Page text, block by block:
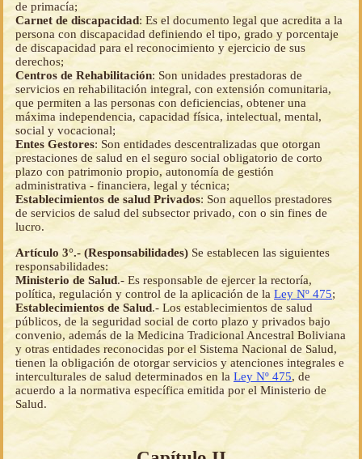
de primacía;
Carnet de discapacidad: Es el documento legal que acredita a la
persona con discapacidad definiendo el tipo, grado y porcentaje
de discapacidad para el reconocimiento y ejercicio de sus
derechos;
Centros de Rehabilitación: Son unidades prestadoras de
servicios en rehabilitación integral, con extensión comunitaria,
que permiten a las personas con deficiencias, obtener una
máxima independencia, capacidad física, intelectual, mental,
social y vocacional;
Entes Gestores: Son entidades descentralizadas que otorgan
prestaciones de salud en el seguro social obligatorio de corto
plazo con patrimonio propio, autonomía de gestión
administrativa - financiera, legal y técnica;
Establecimientos de salud Privados: Son aquellos prestadores
de servicios de salud del subsector privado, con o sin fines de
lucro.
Artículo 3°.- (Responsabilidades) Se establecen las siguientes
responsabilidades:
Ministerio de Salud.- Es responsable de ejercer la rectoría,
política, regulación y control de la aplicación de la Ley Nº 475;
Establecimientos de Salud.- Los establecimientos de salud
públicos, de la seguridad social de corto plazo y privados bajo
convenio, además de la Medicina Tradicional Ancestral Boliviana
y otras entidades reconocidas por el Sistema Nacional de Salud,
tienen la obligación de otorgar servicios y atenciones integrales e
interculturales de salud determinados en la Ley Nº 475, de
acuerdo a la normativa específica emitida por el Ministerio de
Salud.